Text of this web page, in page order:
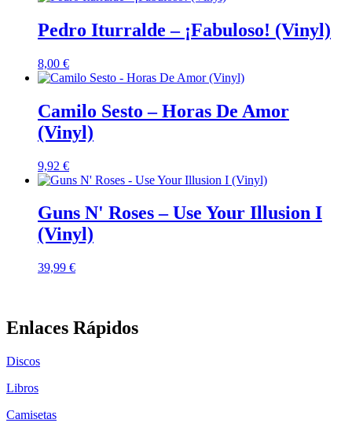
Pedro Iturralde – ¡Fabuloso! (Vinyl)
8,00 €
Camilo Sesto – Horas De Amor
(Vinyl)
9,92 €
Guns N' Roses – Use Your Illusion I
(Vinyl)
39,99 €
Enlaces Rápidos
Discos
Libros
Camisetas